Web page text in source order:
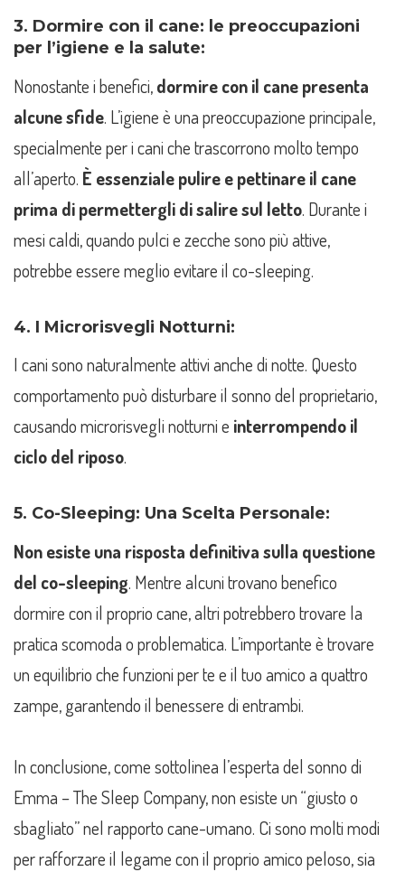
3. Dormire con il cane: le preoccupazioni
per l’igiene e la salute:
Nonostante i benefici,dormire con il cane presenta
alcune sfide. L’igiene è una preoccupazione principale,
specialmente per i cani che trascorrono molto tempo
all’aperto. È essenziale pulire e pettinare il cane
prima di permettergli di salire sul letto. Durante i
mesi caldi, quando pulci e zecche sono più attive,
potrebbe essere meglio evitare il co-sleeping.
4. I Microrisvegli Notturni:
I cani sono naturalmente attivi anche di notte. Questo
comportamento può disturbare il sonno del proprietario,
causando microrisvegli notturni e interrompendo il
ciclo del riposo.
5. Co-Sleeping: Una Scelta Personale:
Non esiste una risposta definitiva sulla questione
del co-sleeping. Mentre alcuni trovano benefico
dormire con il proprio cane, altri potrebbero trovare la
pratica scomoda o problematica. L’importante è trovare
un equilibrio che funzioni per te e il tuo amico a quattro
zampe, garantendo il benessere di entrambi.
In conclusione, come sottolinea l’esperta del sonno di
Emma – The Sleep Company, non esiste un “giusto o
sbagliato” nel rapporto cane-umano. Ci sono molti modi
per rafforzare il legame con il proprio amico peloso, sia